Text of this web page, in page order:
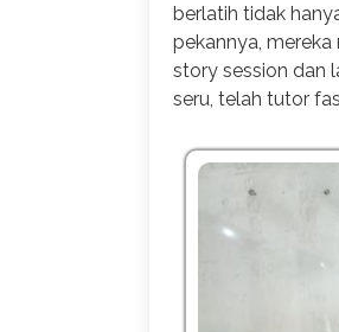
berlatih tidak
pekannya,
story session dan
seru, telah tutor